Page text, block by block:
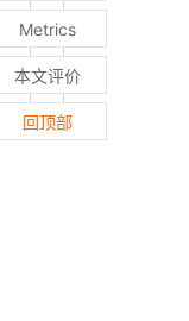
Metrics
本文评价
回顶部